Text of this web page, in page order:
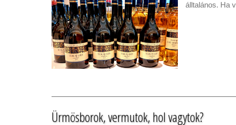
álltalános. Ha
Ürmösborok, vermutok, hol vagytok?